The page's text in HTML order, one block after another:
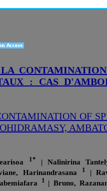
: CAS
OF
1*
| Nalinirina
Harinandrasana 1
|
1 | Bruno,